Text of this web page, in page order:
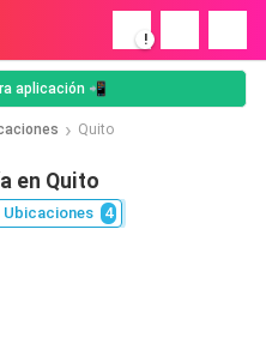
!
aplicación 📲
Quito
en Quito
Ubicaciones 4